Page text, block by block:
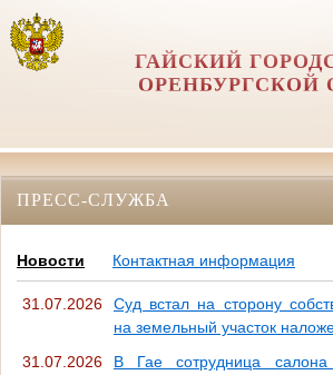
ГАЙСКИЙ
ОРЕНБУРГСКОЙ
ПРЕСС-СЛУЖБА
Новости Контактная информация
31.07.2026
Суд встал на сторону
на земельный участок
31.07.2026
В Гае сотрудница